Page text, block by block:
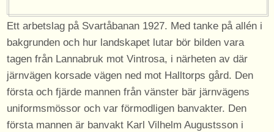
Ett arbetslag på Svartåbanan 1927. Med tanke på allén i
bakgrunden och hur landskapet lutar bör bilden vara
tagen från Lannabruk mot Vintrosa, i närheten av där
järnvägen korsade vägen ned mot Halltorps gård. Den
första och fjärde mannen från vänster bär järnvägens
uniformsmössor och var förmodligen banvakter. Den
första mannen är banvakt Karl Vilhelm Augustsson i